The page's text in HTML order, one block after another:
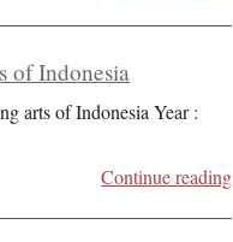
of Indonesia
arts of Indonesia Year :
Continue reading